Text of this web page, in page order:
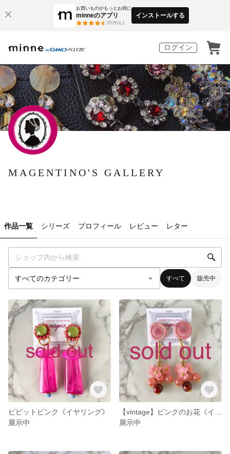
お買いものがもっとお得に
minneのアプリ
3万件以上
インストールする
ログイン
MAGENTINO'S GALLERY
作品一覧 シリーズ プロフィール レビュー レター
すべて 販売中
ビビットピンク《イヤリング》
展示中
展示中